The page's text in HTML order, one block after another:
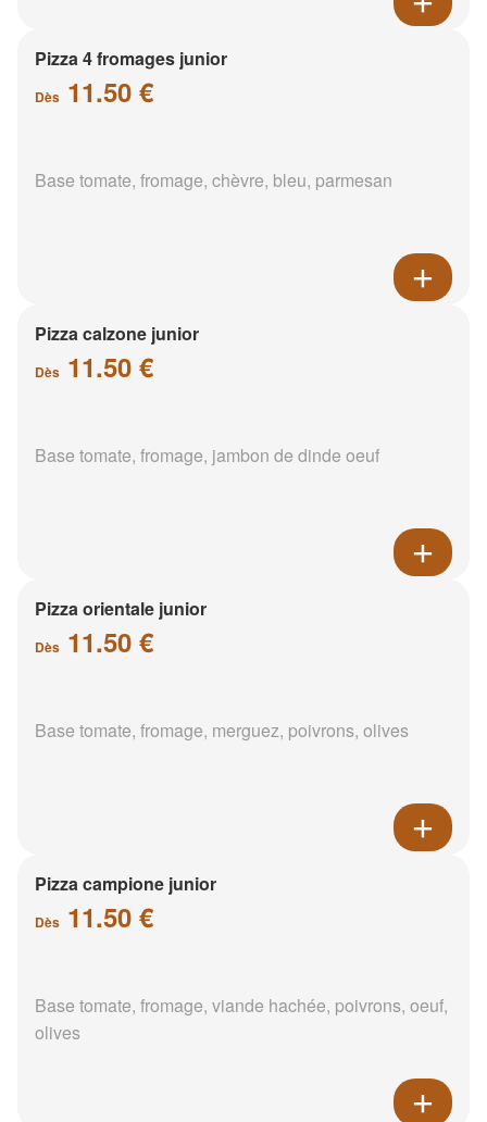
Pizza 4 fromages junior
Dès 11.50 €
Base tomate, fromage, chèvre, bleu, parmesan
Pizza calzone junior
Dès 11.50 €
Base tomate, fromage, jambon de dinde oeuf
Pizza orientale junior
Dès 11.50 €
Base tomate, fromage, merguez, poivrons, olives
Pizza campione junior
Dès 11.50 €
Base tomate, fromage, viande hachée, poivrons, oeuf,
olives